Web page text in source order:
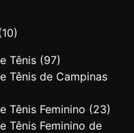
Tênis (97)
Tênis de Campinas
Tênis Feminino (23)
Tênis Feminino de